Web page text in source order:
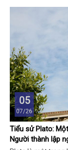
05
07/26
Tiểu sử Plato:
Người thành lập